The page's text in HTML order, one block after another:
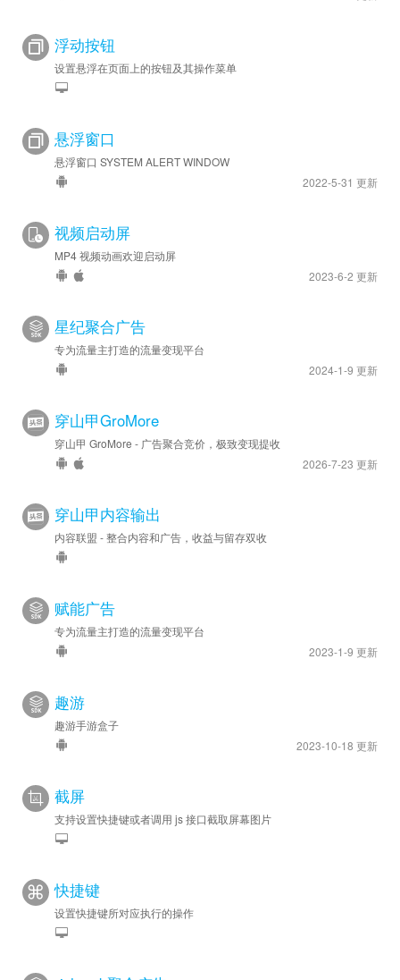
浮动按钮
设置悬浮在页面上的按钮及其操作菜单
悬浮窗口
悬浮窗口 SYSTEM ALERT WINDOW
2022-5-31 更新
视频启动屏
MP4 视频动画欢迎启动屏
2023-6-2 更新
星纪聚合广告
专为流量主打造的流量变现平台
2024-1-9 更新
穿山甲GroMore
穿山甲 GroMore - 广告聚合竞价，极致变现提收
2026-7-23 更新
穿山甲内容输出
内容联盟 - 整合内容和广告，收益与留存双收
赋能广告
专为流量主打造的流量变现平台
2023-1-9 更新
趣游
趣游手游盒子
2023-10-18 更新
截屏
支持设置快捷键或者调用 js 接口截取屏幕图片
快捷键
设置快捷键所对应执行的操作